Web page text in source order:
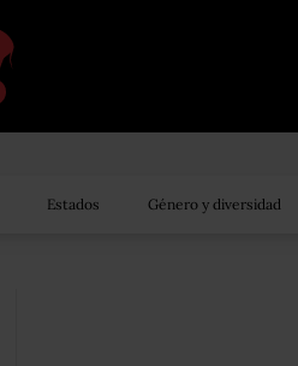
Estados Género y diversidad